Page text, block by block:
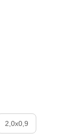
2,0х0,9